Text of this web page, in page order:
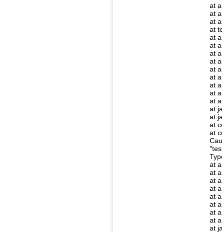
at
at
at
at
at
at
at
at
at
at
at
at
at
at
at
at
at
at
at
at
at
at
at
at
at
at